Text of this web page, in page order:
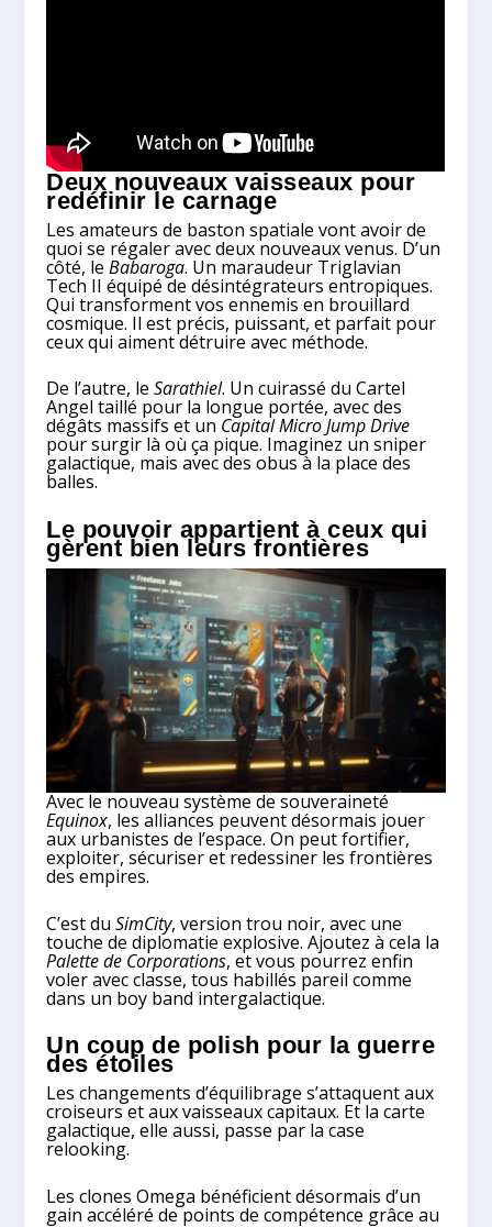
Deux nouveaux vaisseaux pour
redéfinir le carnage
Les amateurs de baston spatiale vont avoir de
quoi se régaler avec deux nouveaux venus. D’un
côté, leBabaroga. Un maraudeur Triglavian
Tech II équipé de désintégrateurs entropiques.
Qui transforment vos ennemis en brouillard
cosmique. Il est précis, puissant, et parfait pour
ceux qui aiment détruire avec méthode.
De l’autre, leSarathiel. Un cuirassé du Cartel
Angel taillé pour la longue portée, avec des
dégâts massifs et un Capital Micro Jump Drive
pour surgir là où ça pique. Imaginez un sniper
galactique, mais avec des obus à la place des
balles.
Le pouvoir appartient à ceux qui
gèrent bien leurs frontières
Avec le nouveau système de souveraineté
Equinox, les alliances peuvent désormais jouer
aux urbanistes de l’espace. On peut fortifier,
exploiter, sécuriser et redessiner les frontières
des empires.
C’est duSimCity, version trou noir, avec une
touche de diplomatie explosive. Ajoutez à cela la
Palette de Corporations, et vous pourrez enfin
voler avec classe, tous habillés pareil comme
dans un boy band intergalactique.
Un coup de polish pour la guerre
des étoiles
Les changements d’équilibrage s’attaquent aux
croiseurs et aux vaisseaux capitaux. Et la carte
galactique, elle aussi, passe par la case
relooking.
Les clones Omega bénéficient désormais d’un
gain accéléré de points de compétence grâce au